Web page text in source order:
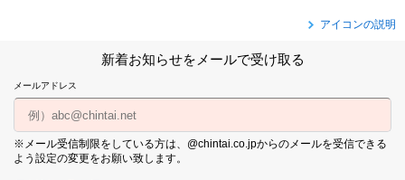
アイコンの説明
新着お知らせをメールで受け取る
メールアドレス
※メール受信制限をしている方は、@chintai.co.jpからのメールを受信できる
よう設定の変更をお願い致します。